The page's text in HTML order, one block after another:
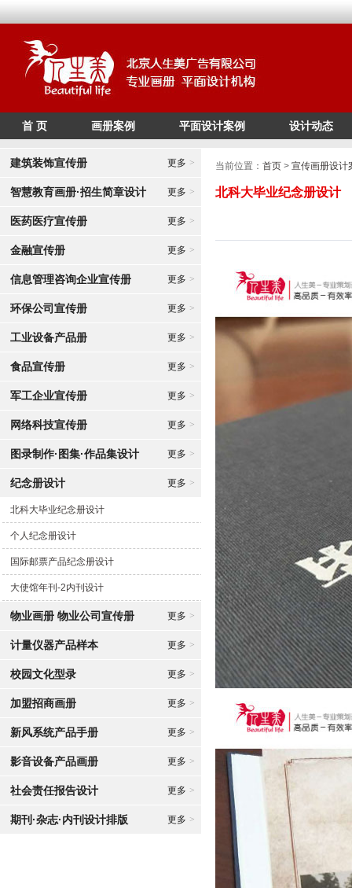
/**/
首 页 画册案例 平面设计案例 设计动态
建筑装饰宣传册 更多 >
智慧教育画册·招生简章设计 更多 >
医药医疗宣传册 更多 >
金融宣传册 更多 >
信息管理咨询企业宣传册 更多 >
环保公司宣传册 更多 >
工业设备产品册 更多 >
食品宣传册 更多 >
军工企业宣传册 更多 >
网络科技宣传册 更多 >
图录制作·图集·作品集设计 更多 >
纪念册设计 更多 >
北科大毕业纪念册设计
个人纪念册设计
国际邮票产品纪念册设计
大使馆年刊-2内刊设计
物业画册 物业公司宣传册 更多 >
计量仪器产品样本 更多 >
校园文化型录 更多 >
加盟招商画册 更多 >
新风系统产品手册 更多 >
影音设备产品画册 更多 >
社会责任报告设计 更多 >
期刊·杂志·内刊设计排版 更多 >
当前位置： 首页 > 宣传画册设计
北科大毕业纪念册设计